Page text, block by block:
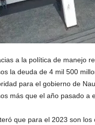
a la política de manejo
la deuda de 4 mil 500
para el gobierno de
más que el año pasado a
que para el 2023 son